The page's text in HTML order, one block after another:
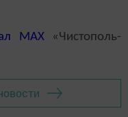
MAX«Чистополь-